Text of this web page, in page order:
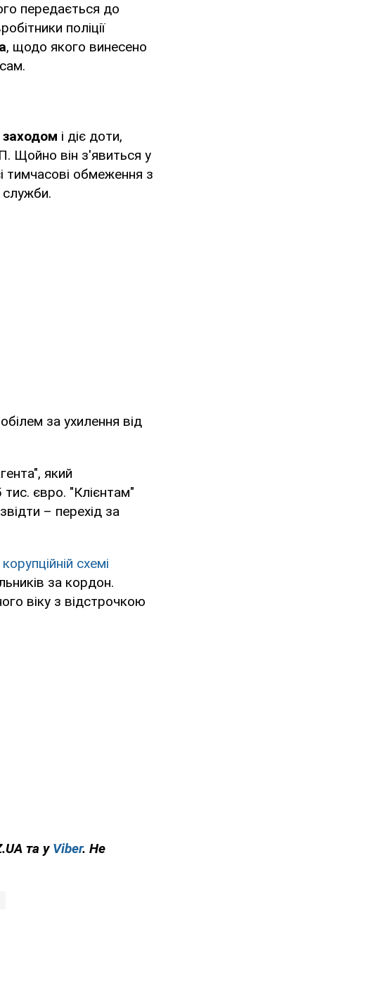
передається до
поліції
, щодо якого винесено
і діє доти,
Щойно він з'явиться у
тимчасові обмеження з
служби.
за ухилення від
який
тис. євро. "Клієнтам"
– перехід за
схемі
за кордон.
віку з відстрочкою
та у Viber. Не